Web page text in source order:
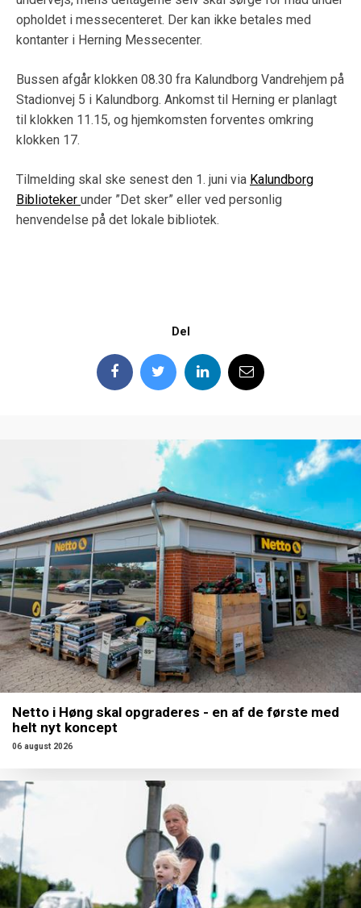
opholdet i messecenteret. Der kan ikke betales med
kontanter i Herning Messecenter.
Bussen afgår klokken 08.30 fra Kalundborg Vandrehjem på
Stadionvej 5 i Kalundborg. Ankomst til Herning er planlagt
til klokken 11.15, og hjemkomsten forventes omkring
klokken 17.
Tilmelding skal ske senest den 1. juni via Kalundborg
Biblioteker under ”Det sker” eller ved personlig
henvendelse på det lokale bibliotek.
Del
Netto i Høng skal opgraderes - en af de første med
helt nyt koncept
06 august 2026